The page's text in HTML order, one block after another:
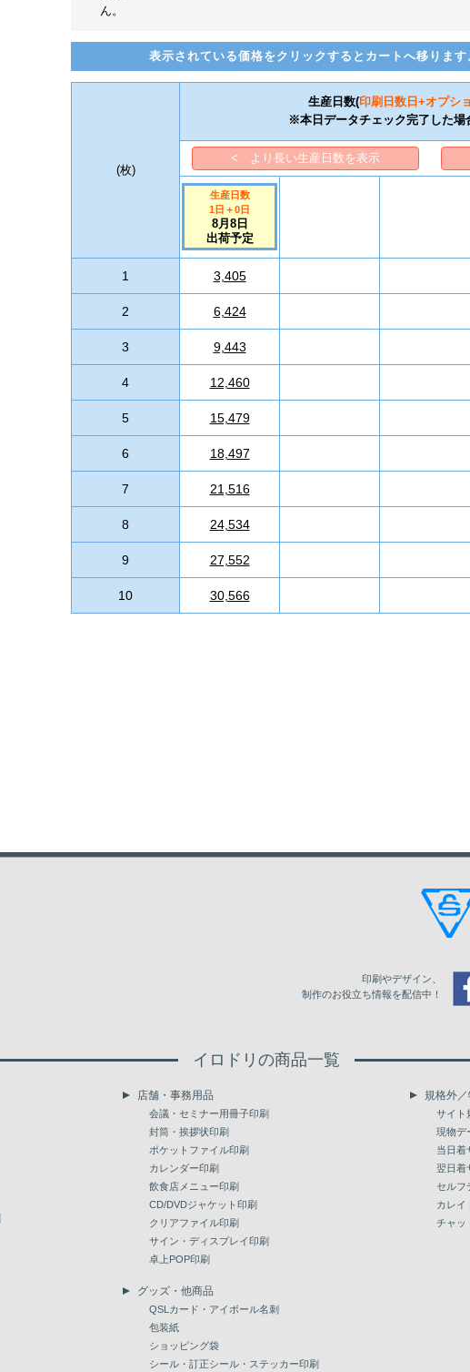
ん。
表示されている価格をクリックするとカートへ移ります
(枚)
生産日数(印刷日数 日+オプシ
※本日データチェック完了した場
< より長い生産日数を表示
生産日数
1日 ＋0日
8月8日
出荷予定
1 3,405
2 6,424
3 9,443
4 12,460
5 15,479
6 18,497
7 21,516
8 24,534
9 27,552
10 30,566
印刷やデザイン、
制作のお役立ち情報を配信中！
イロドリの商品一覧
店舗・事務用品
会議・セミナー用冊子印刷
封筒・挨拶状印刷
ポケットファイル印刷
カレンダー印刷
飲食店メニュー印刷
CD/DVDジャケット印刷
クリアファイル印刷
サイン・ディスプレイ印刷
卓上POP印刷
グッズ・他商品
QSLカード・アイボール名刺
包装紙
ショッピング袋
シール・訂正シール・ステッカー印刷
規格外
サイト
現物デ
当日着
翌日着
セルフ
カレイ
チャッ